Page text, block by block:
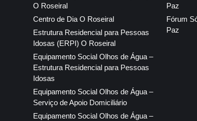
O Roseiral
Centro de Dia O Roseiral
Estrutura Residencial para Pessoas
Idosas (ERPI) O Roseiral
Equipamento Social Olhos de Água –
Estrutura Residencial para Pessoas
Idosas
Equipamento Social Olhos de Água –
Serviço de Apoio Domiciliário
Equipamento Social Olhos de Água –
Paz
Fórum
Paz